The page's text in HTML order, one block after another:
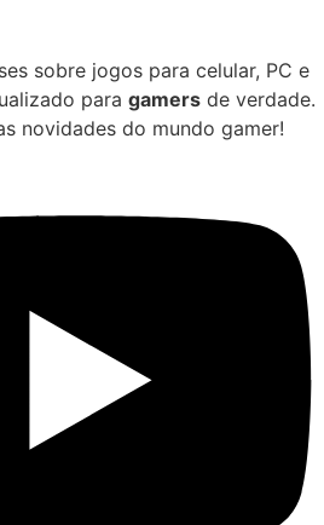
sobre jogos para celular, PC e
para gamers de verdade.
novidades do mundo gamer!